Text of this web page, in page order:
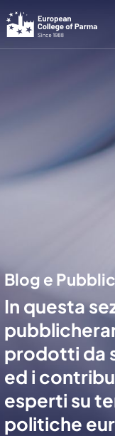
Blog e
In questa
prodotti da
ed i
esperti su
politiche